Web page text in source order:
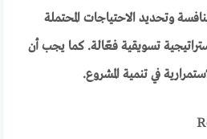
وتحديد الاحتياجات المحتملة
تسويقية فعّالة. كما يجب أن
في تنمية المشروع.